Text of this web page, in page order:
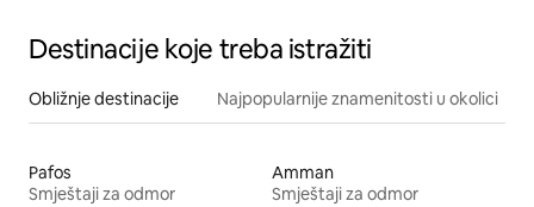
Destinacije koje treba istražiti
Obližnje destinacije Najpopularnije znamenitosti u okolici
Pafos
Smještaji za odmor
Amman
Smještaji za odmor